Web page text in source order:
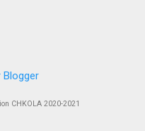
Blogger
CHKOLA 2020-2021